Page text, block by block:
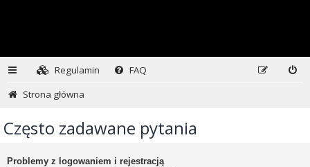
Regulamin
FAQ
Strona główna
Często zadawane pytania
Problemy z logowaniem i rejestracją